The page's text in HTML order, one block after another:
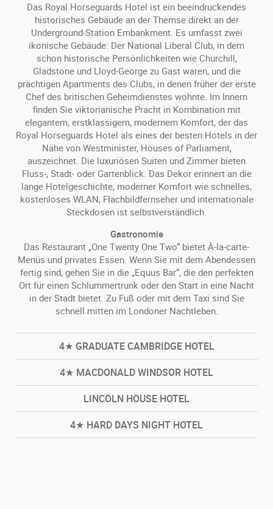
Das Royal Horseguards Hotel ist ein beeindruckendes
historisches Gebäude an der Themse direkt an der
Underground-Station Embankment. Es umfasst zwei
ikonische Gebäude: Der National Liberal Club, in dem
schon historische Persönlichkeiten wie Churchill,
Gladstone und Lloyd-George zu Gast waren, und die
prächtigen Apartments des Clubs, in denen früher der erste
Chef des britischen Geheimdienstes wohnte. Im Innern
finden Sie viktorianische Pracht in Kombination mit
elegantem, erstklassigem, modernem Komfort, der das
Royal Horseguards Hotel als eines der besten Hotels in der
Nähe von Westminister, Houses of Parliament,
auszeichnet. Die luxuriösen Suiten und Zimmer bieten
Fluss-, Stadt- oder Gartenblick. Das Dekor erinnert an die
lange Hotelgeschichte, moderner Komfort wie schnelles,
kostenloses WLAN, Flachbildfernseher und internationale
Steckdosen ist selbstverständlich.
Gastronomie
Das Restaurant „One Twenty One Two“ bietet À-la-carte-
Menüs und privates Essen. Wenn Sie mit dem Abendessen
fertig sind, gehen Sie in die „Equus Bar“, die den perfekten
Ort für einen Schlummertrunk oder den Start in eine Nacht
in der Stadt bietet. Zu Fuß oder mit dem Taxi sind Sie
schnell mitten im Londoner Nachtleben.
4★ GRADUATE CAMBRIDGE HOTEL
4★ MACDONALD WINDSOR HOTEL
LINCOLN HOUSE HOTEL
4★ HARD DAYS NIGHT HOTEL